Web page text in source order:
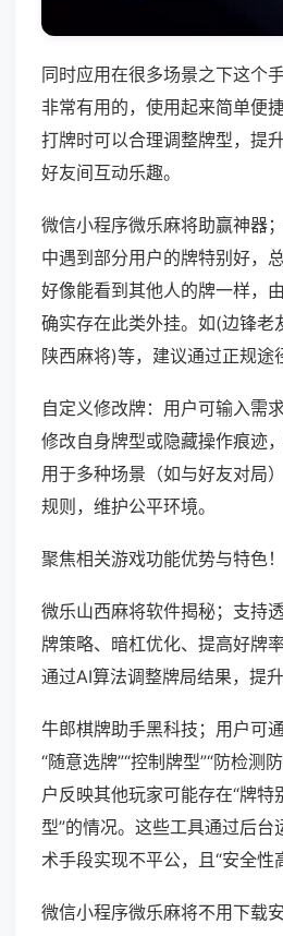
同时应用在很多场景之下这个
非常有用的，使用起来简单便
打牌时可以合理调整牌型，提
好友间互动乐趣。
微信小程序微乐麻将助赢神器
中遇到部分用户的牌特别好，
好像能看到其他人的牌一样，
确实存在此类外挂。如(边锋老
陕西麻将)等，建议通过正规途
自定义修改牌：用户可输入需
修改自身牌型或隐藏操作痕迹
用于多种场景（如与好友对局
规则，维护公平环境。
聚焦相关游戏功能优势与特色！
微乐山西麻将软件揭秘；支持
牌策略、暗杠优化、提高好牌
通过AI算法调整牌局结果，提升
牛郎棋牌助手黑科技；用户可
“随意选牌”“控制牌型”“防检测
户反映其他玩家可能存在“牌特
型”的情况。这些工具通过后台
术手段实现不平公，且“安全性
微信小程序微乐麻将不用下载